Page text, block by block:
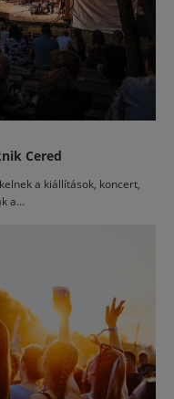
Cered
a kiállítások, koncert,
a...